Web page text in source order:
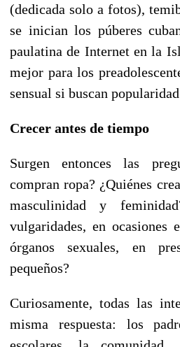
(dedicada solo a fotos),
se inician los púberes
paulatina de Internet en la
mejor para los
sensual si buscan
Crecer antes de tiempo
Surgen entonces las
compran ropa? ¿Quiénes
masculinidad y
vulgaridades, en ocasiones
órganos sexuales, en
pequeños?
Curiosamente, todas las
misma respuesta: los